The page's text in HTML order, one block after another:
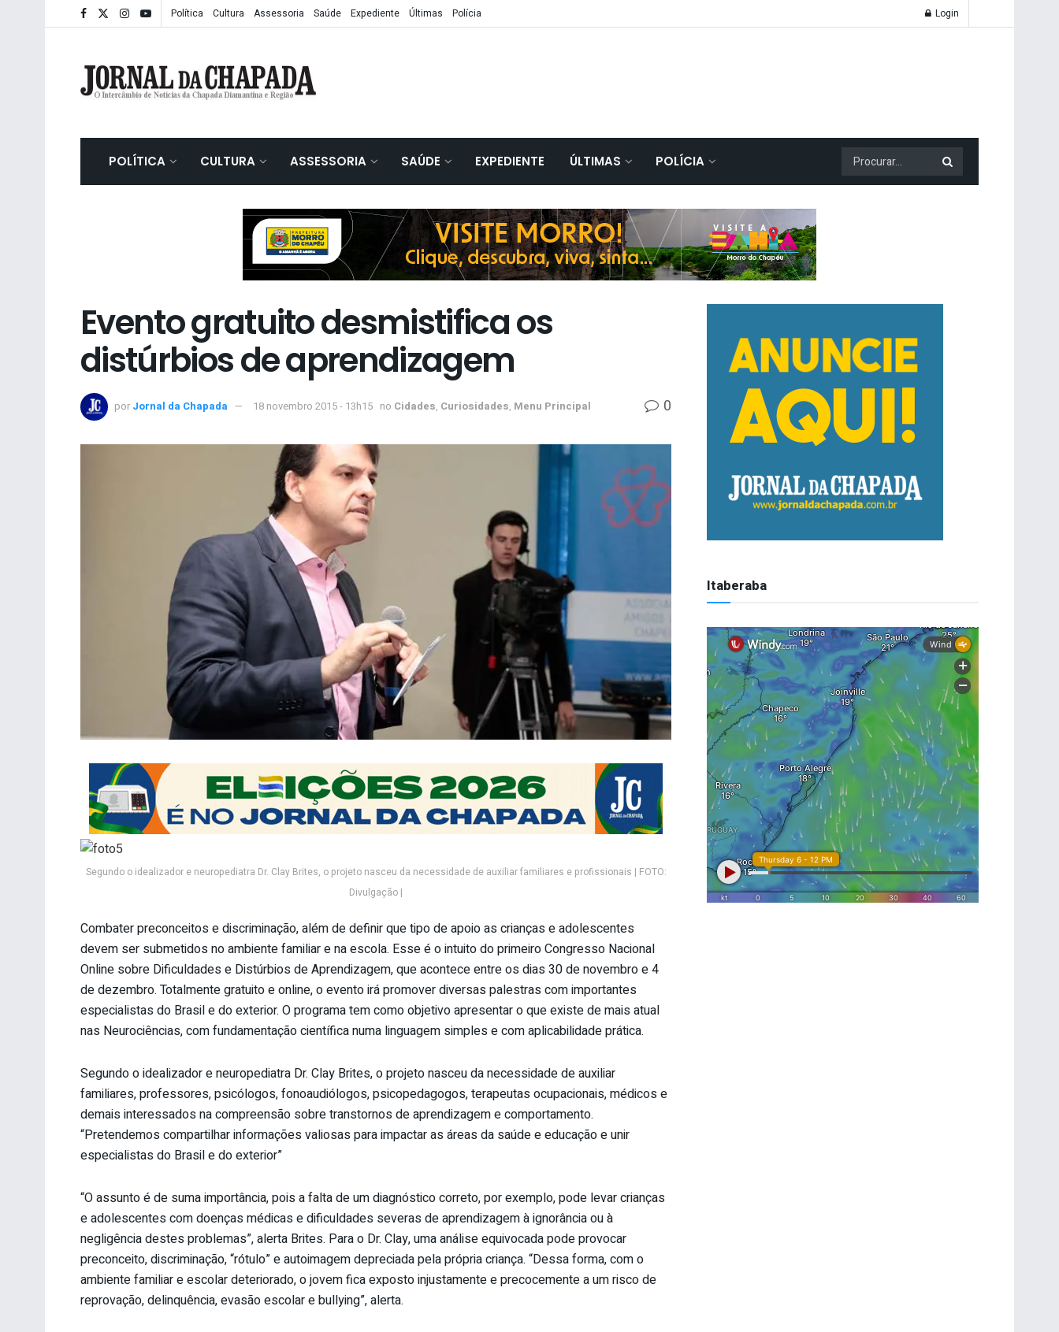
Política Cultura Assessoria Saúde Expediente Últimas Polícia Login
POLÍTICA CULTURA ASSESSORIA SAÚDE EXPEDIENTE ÚLTIMAS POLÍCIA
Evento gratuito desmistifica os
distúrbios de aprendizagem
por Jornal da Chapada 18 novembro 2015 - 13h15 no Cidades, Curiosidades, Menu Principal 0
Segundo o idealizador e neuropediatra Dr. Clay Brites, o projeto nasceu da necessidade de auxiliar familiares e profissionais | FOTO:
Divulgação |
Combater preconceitos e discriminação, além de definir que tipo de apoio as crianças e adolescentes
devem ser submetidos no ambiente familiar e na escola. Esse é o intuito do primeiro Congresso Nacional
Online sobre Dificuldades e Distúrbios de Aprendizagem, que acontece entre os dias 30 de novembro e 4
de dezembro. Totalmente gratuito e online, o evento irá promover diversas palestras com importantes
especialistas do Brasil e do exterior. O programa tem como objetivo apresentar o que existe de mais atual
nas Neurociências, com fundamentação científica numa linguagem simples e com aplicabilidade prática.
Segundo o idealizador e neuropediatra Dr. Clay Brites, o projeto nasceu da necessidade de auxiliar
familiares, professores, psicólogos, fonoaudiólogos, psicopedagogos, terapeutas ocupacionais, médicos e
demais interessados na compreensão sobre transtornos de aprendizagem e comportamento.
“Pretendemos compartilhar informações valiosas para impactar as áreas da saúde e educação e unir
especialistas do Brasil e do exterior”
“O assunto é de suma importância, pois a falta de um diagnóstico correto, por exemplo, pode levar crianças
e adolescentes com doenças médicas e dificuldades severas de aprendizagem à ignorância ou à
negligência destes problemas”, alerta Brites. Para o Dr. Clay, uma análise equivocada pode provocar
preconceito, discriminação, “rótulo” e autoimagem depreciada pela própria criança. “Dessa forma, com o
ambiente familiar e escolar deteriorado, o jovem fica exposto injustamente e precocemente a um risco de
reprovação, delinquência, evasão escolar e bullying”, alerta.
Itaberaba